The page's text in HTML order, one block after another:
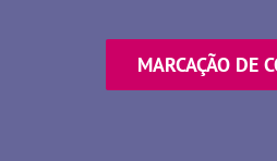
MARCAÇÃO DE